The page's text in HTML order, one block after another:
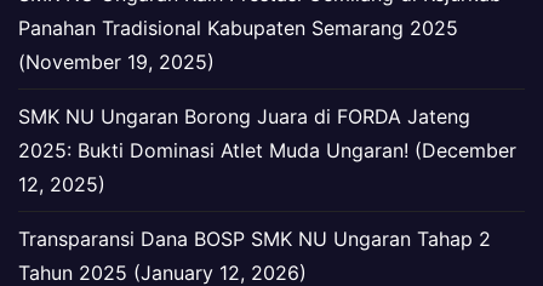
Panahan Tradisional Kabupaten Semarang 2025
(November 19, 2025)
SMK NU Ungaran Borong Juara di FORDA Jateng
2025: Bukti Dominasi Atlet Muda Ungaran! (December
12, 2025)
Transparansi Dana BOSP SMK NU Ungaran Tahap 2
Tahun 2025 (January 12, 2026)